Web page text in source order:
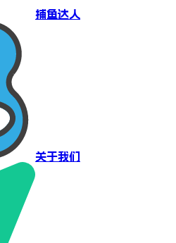
捕鱼达人
关于我们